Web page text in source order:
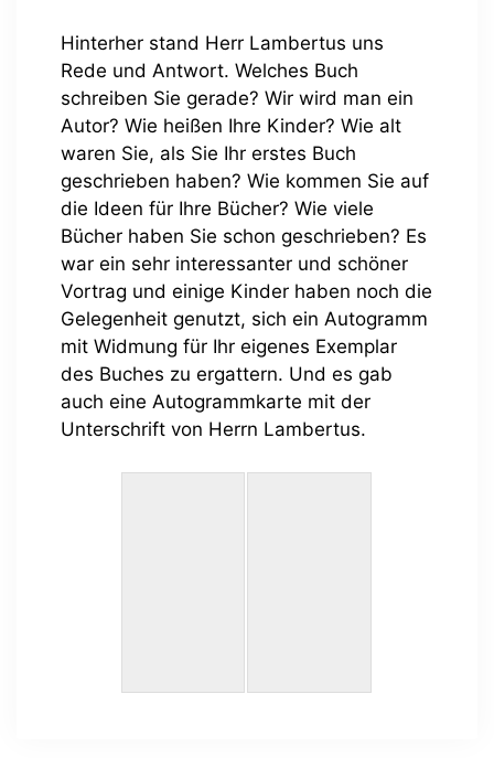
Hinterher stand Herr Lambertus uns
Rede und Antwort. Welches Buch
schreiben Sie gerade? Wir wird man ein
Autor? Wie heißen Ihre Kinder? Wie alt
waren Sie, als Sie Ihr erstes Buch
geschrieben haben? Wie kommen Sie auf
die Ideen für Ihre Bücher? Wie viele
Bücher haben Sie schon geschrieben? Es
war ein sehr interessanter und schöner
Vortrag und einige Kinder haben noch die
Gelegenheit genutzt, sich ein Autogramm
mit Widmung für Ihr eigenes Exemplar
des Buches zu ergattern. Und es gab
auch eine Autogrammkarte mit der
Unterschrift von Herrn Lambertus.